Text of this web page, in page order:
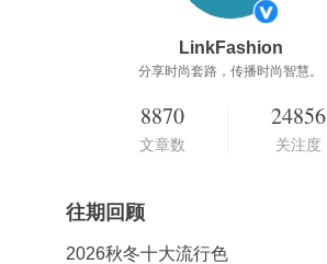
LinkFashion
分享时尚套路，传播时尚智慧。
8870
文章数
24856
关注度
往期回顾
2026秋冬十大流行色